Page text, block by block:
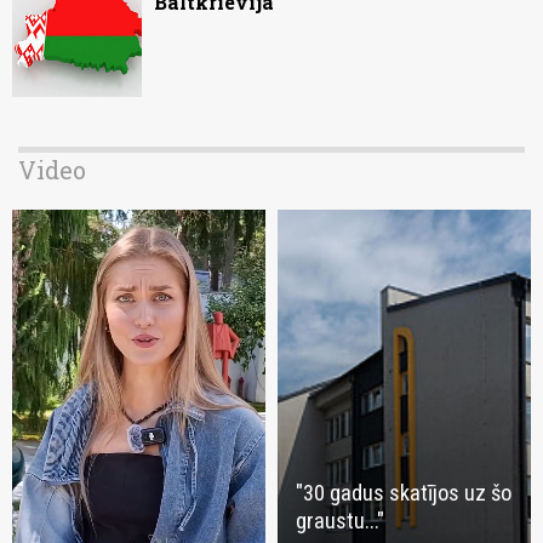
Video
"30 gadus skatījos uz šo
graustu..."